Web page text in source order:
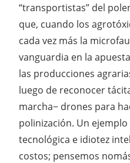
“transportistas” del
que, cuando los
cada vez más la
vanguardia en la
las producciones
luego de reconocer
marcha− drones para
polinización. Un
tecnológica e idiotez
costos; pensemos